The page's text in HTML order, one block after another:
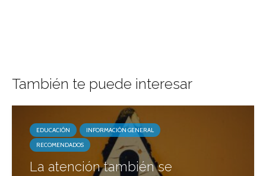
También te puede interesar
EDUCACIÓN
INFORMACIÓN GENERAL
RECOMENDADOS
La atención también se